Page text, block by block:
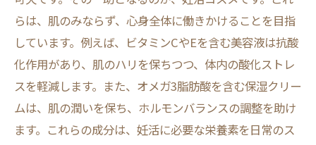
らは、肌のみならず、心身全体に働きかけることを目指
しています。例えば、ビタミンCやEを含む美容液は抗酸
化作用があり、肌のハリを保ちつつ、体内の酸化ストレ
スを軽減します。また、オメガ3脂肪酸を含む保湿クリー
ムは、肌の潤いを保ち、ホルモンバランスの調整を助け
ます。これらの成分は、妊活に必要な栄養素を日常のス